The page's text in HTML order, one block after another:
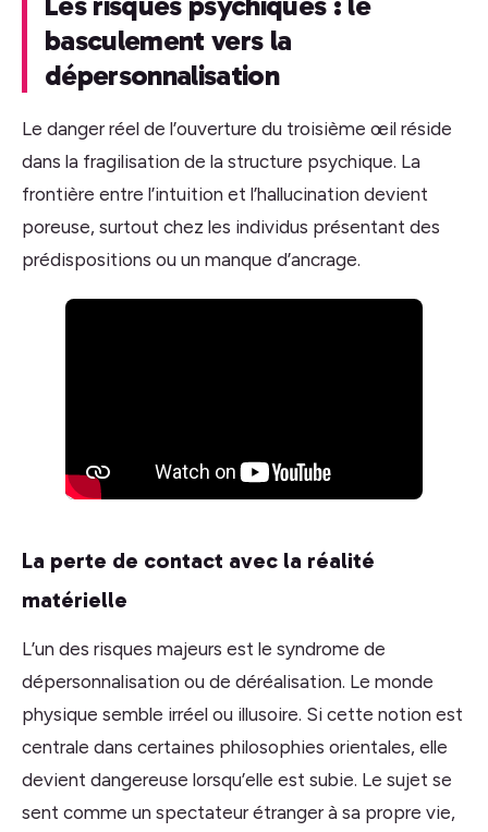
basculement vers la
dépersonnalisation
Le danger réel de l’ouverture du troisième œil réside
dans la fragilisation de la structure psychique. La
frontière entre l’intuition et l’hallucination devient
poreuse, surtout chez les individus présentant des
prédispositions ou un manque d’ancrage.
La perte de contact avec la réalité
matérielle
L’un des risques majeurs est le syndrome de
dépersonnalisation ou de déréalisation. Le monde
physique semble irréel ou illusoire. Si cette notion est
centrale dans certaines philosophies orientales, elle
devient dangereuse lorsqu’elle est subie. Le sujet se
sent comme un spectateur étranger à sa propre vie,